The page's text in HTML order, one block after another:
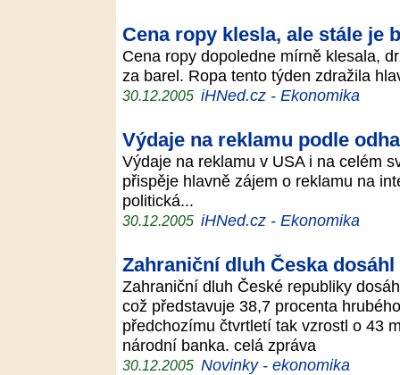
Cena ropy klesla, ale stále je
Cena ropy dopoledne mírně klesala,
za barel. Ropa tento týden zdražila
30.12.2005 iHNed.cz - Ekonomika
Výdaje na reklamu podle
Výdaje na reklamu v USA i na celém
přispěje hlavně zájem o reklamu na
politická...
30.12.2005 iHNed.cz - Ekonomika
Zahraniční dluh Česka
Zahraniční dluh České republiky
což představuje 38,7 procenta
předchozímu čtvrtletí tak vzrostl o 43
národní banka. celá zpráva
30.12.2005 Novinky - ekonomika